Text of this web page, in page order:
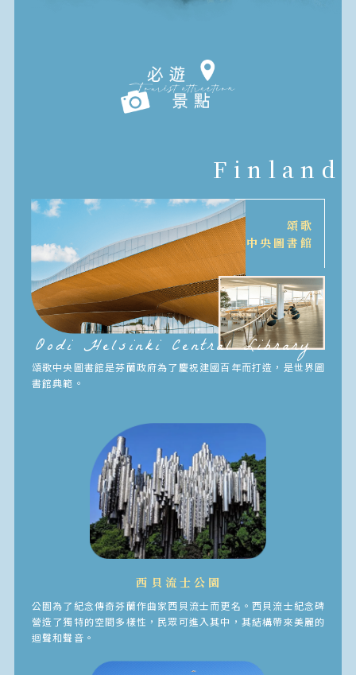
Finland
頌歌
中央圖書館
Oodi Helsinki Central Library
頌歌中央圖書館是芬蘭政府為了慶祝建國百年而打造，是世界圖
書館典範。
西貝流士公園
公園為了紀念傳奇芬蘭作曲家西貝流士而更名。西貝流士紀念碑
營造了獨特的空間多樣性，民眾可進入其中，其結構帶來美麗的
迴聲和聲音。